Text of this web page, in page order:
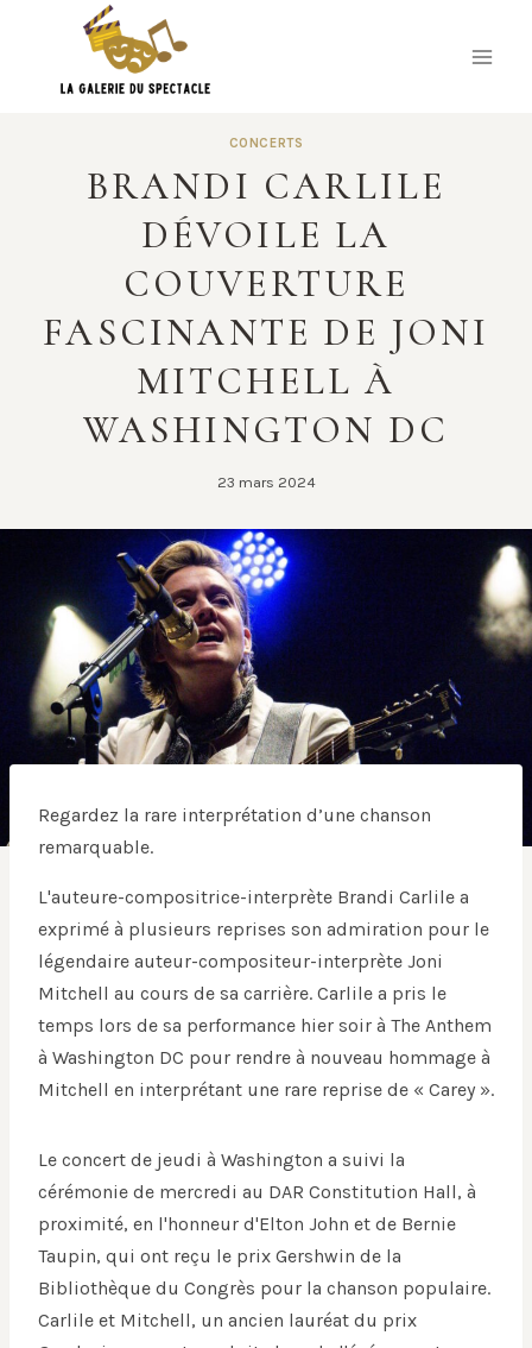
content
CONCERTS
BRANDI CARLILE
DÉVOILE LA
COUVERTURE
FASCINANTE DE JONI
MITCHELL À
WASHINGTON DC
23 mars 2024
Regardez la rare interprétation d’une chanson
remarquable.
L'auteure-compositrice-interprète Brandi Carlile a
exprimé à plusieurs reprises son admiration pour le
légendaire auteur-compositeur-interprète Joni
Mitchell au cours de sa carrière. Carlile a pris le
temps lors de sa performance hier soir à The Anthem
à Washington DC pour rendre à nouveau hommage à
Mitchell en interprétant une rare reprise de « Carey ».
Le concert de jeudi à Washington a suivi la
cérémonie de mercredi au DAR Constitution Hall, à
proximité, en l'honneur d'Elton John et de Bernie
Taupin, qui ont reçu le prix Gershwin de la
Bibliothèque du Congrès pour la chanson populaire.
Carlile et Mitchell, un ancien lauréat du prix